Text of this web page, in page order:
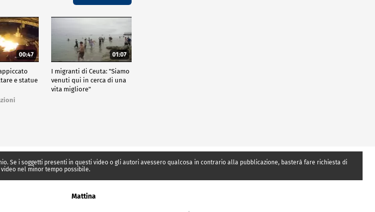
00:47
e statue
01:07
I migranti di Ceuta: "Siamo
venuti qui in cerca di una
vita migliore"
Se i soggetti presenti in questi video o gli autori avessero qualcosa in contrario alla pubblicazione, basterà fare richiesta di
nel minor tempo possibile.
Mattina